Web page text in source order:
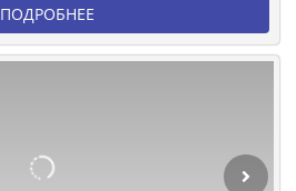
ПОДРОБНЕЕ